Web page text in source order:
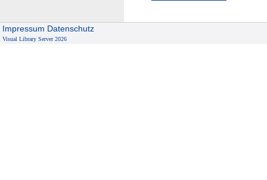
Impressum Datenschutz
Visual Library Server 2026